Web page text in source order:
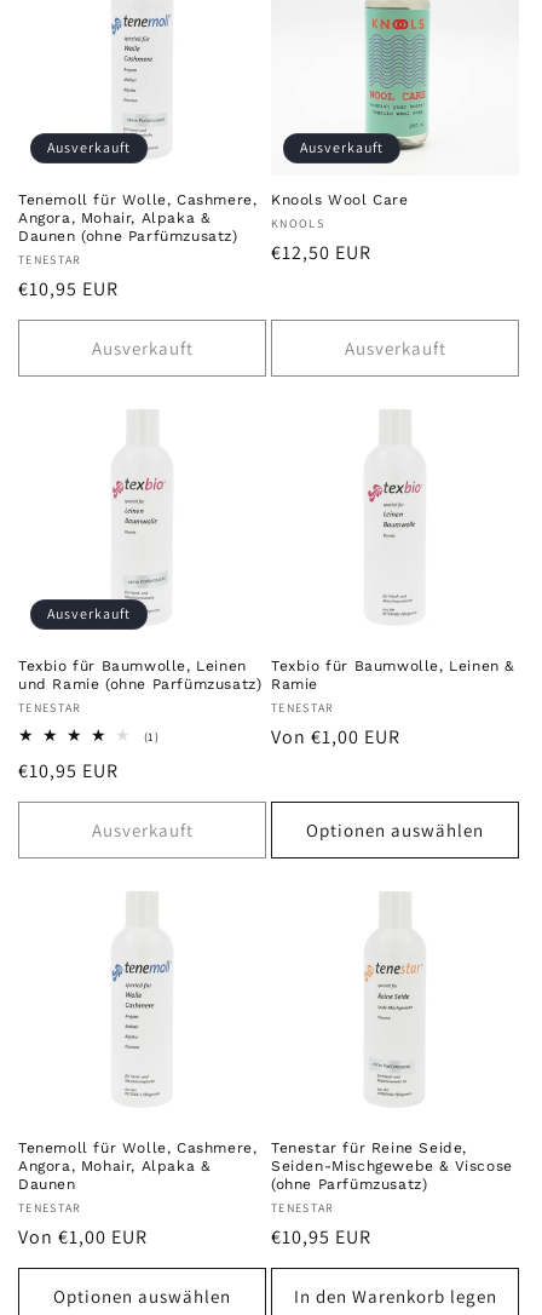
Ausverkauft
Tenemoll für Wolle, Cashmere,
Angora, Mohair, Alpaka &
Daunen (ohne Parfümzusatz)
Anbieter:
TENESTAR
Normaler
Preis
€10,95 EUR
Ausverkauft
Ausverkauft
Knools Wool Care
Anbieter:
KNOOLS
Normaler
€12,50 EUR
Ausverkauft
Ausverkauft
Texbio für Baumwolle, Leinen
und Ramie (ohne Parfümzusatz)
Anbieter:
TENESTAR
(1)1
Normaler
Preis
€10,95 EUR
Ausverkauft
Texbio für Baumwolle, Leinen &
Ramie
Anbieter:
TENESTAR
Normaler
Von €1,00 EUR
Optionen auswählen
Tenemoll für Wolle, Cashmere,
Angora, Mohair, Alpaka &
Daunen
Anbieter:
TENESTAR
Normaler
Preis
Von €1,00 EUR
Optionen auswählen
Tenestar für Reine Seide,
Seiden-Mischgewebe & Viscose
(ohne Parfümzusatz)
Anbieter:
TENESTAR
Normaler
Preis
€10,95 EUR
In den Warenkorb legen